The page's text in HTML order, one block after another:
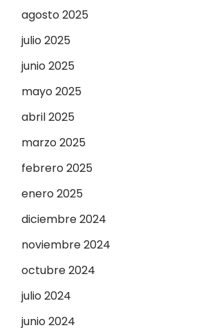
agosto 2025
julio 2025
junio 2025
mayo 2025
abril 2025
marzo 2025
febrero 2025
enero 2025
diciembre 2024
noviembre 2024
octubre 2024
julio 2024
junio 2024